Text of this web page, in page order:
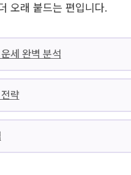
오래 붙드는 편입니다.
세 완벽 분석
략